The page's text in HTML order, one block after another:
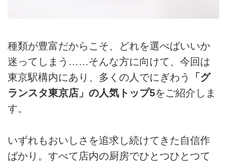
種類が豊富だからこそ、どれを選べばいいか
迷ってしまう……そんな方に向けて、今回は
東京駅構内にあり、多くの人でにぎわう
「グ
ランスタ東京店」の人気トップ5をご紹介しま
す。
いずれもおいしさを追求し続けてきた自信作
ばかり。すべて店内の厨房でひとつひとつて